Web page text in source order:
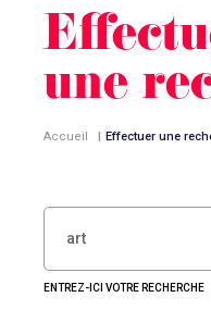
une
Accueil | Effectuer une
RECHERCHER :
ENTREZ-ICI VOTRE RECHERCHE